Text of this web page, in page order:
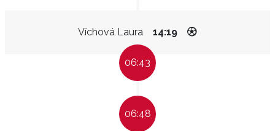
Víchová Laura 14:19
06:43
06:48